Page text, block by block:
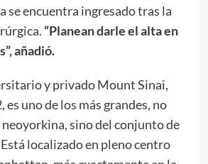
se encuentra ingresado tras la
“Planean darle el alta en
añadió.
y privado Mount Sinai,
es uno de los más grandes, no
sino del conjunto de
localizado en pleno centro